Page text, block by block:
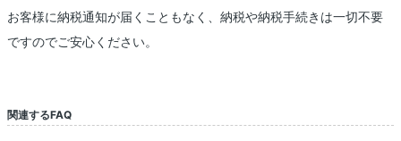
お客様に納税通知が届くこともなく、納税や納税手続きは一切不要
ですのでご安心ください。
関連するFAQ